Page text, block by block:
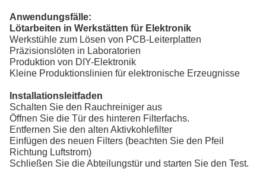
Anwendungsfälle:
Lötarbeiten in Werkstätten für Elektronik
Werkstühle zum Lösen von PCB-Leiterplatten
Präzisionslöten in Laboratorien
Produktion von DIY-Elektronik
Kleine Produktionslinien für elektronische Erzeugnisse
Installationsleitfaden
Schalten Sie den Rauchreiniger aus
Öffnen Sie die Tür des hinteren Filterfachs.
Entfernen Sie den alten Aktivkohlefilter
Einfügen des neuen Filters (beachten Sie den Pfeil
Richtung Luftstrom)
Schließen Sie die Abteilungstür und starten Sie den Test.